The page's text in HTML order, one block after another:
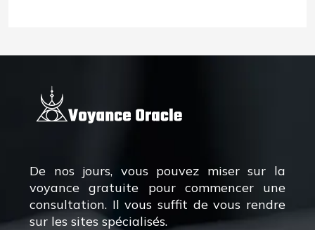
De nos jours, vous pouvez miser sur la
voyance gratuite pour commencer une
consultation. Il vous suffit de vous rendre
sur les sites spécialisés.